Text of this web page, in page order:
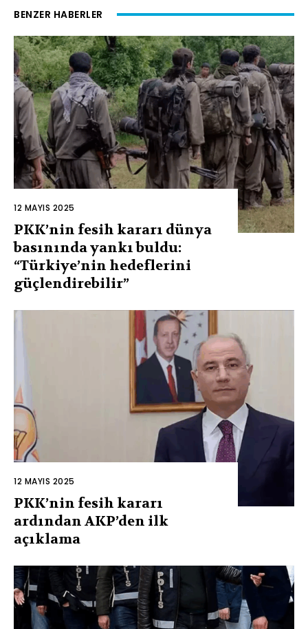
BENZER HABERLER
12 MAYIS 2025
PKK’nin fesih kararı dünya
basınında yankı buldu:
“Türkiye’nin hedeflerini
güçlendirebilir”
12 MAYIS 2025
PKK’nin fesih kararı
ardından AKP’den ilk
açıklama